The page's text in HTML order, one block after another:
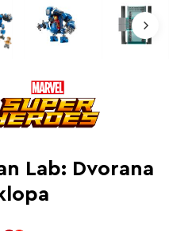
Lab: Dvorana